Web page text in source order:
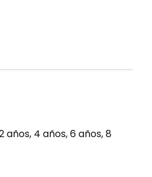
4 años, 6 años, 8